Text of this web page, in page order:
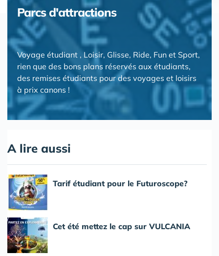
Parcs d'attractions
Voyage étudiant , Loisir, Glisse, Ride, Fun et Sport,
rien que des bons plans réservés aux étudiants,
des remises étudiants pour des voyages et loisirs
à prix canons !
A lire aussi
Tarif étudiant pour le Futuroscope?
Cet été mettez le cap sur VULCANIA